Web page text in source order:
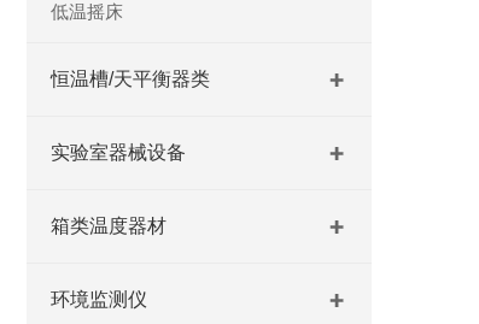
低温摇床
恒温槽/天平衡器类
实验室器械设备
箱类温度器材
环境监测仪